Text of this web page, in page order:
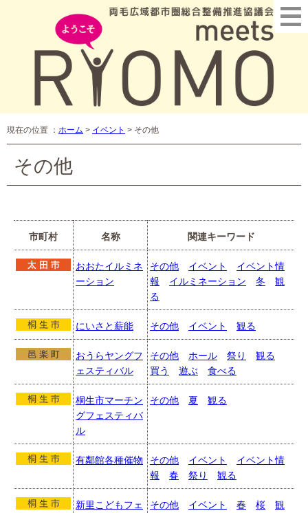
現在の位置 ： ホーム > イベント > その他
その他
市町村 名称 関連キーワード
おおたイルミネ
ーション
その他 イベント
イベント情
報
イルミネーション 冬
観
る
にいさと薪能 その他 イベント 観る
おうらヤングフ
ェスティバル
その他 ホール 祭り
観る
買う
遊ぶ 食べる
桐生市マーチン
グフェスティバ
ル
その他 夏 観る
有鄰館各種催物 その他 イベント
イベント情
報
春 祭り 観る
新里こどもフェ
その他 イベント 春 桜
観